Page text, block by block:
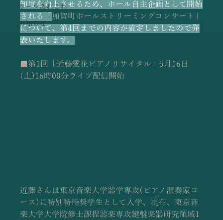
ホールあれこれ
お知らせ
知度を向上させるため、ホール自主企画として開始
される「 加賀町ホールストリーミングコンサート」
について、第4回までの内容が確定しましたので発
表いたします。
■第1回「近藤愛花ピアノリサイタル」5月16日
(土)16時00分ライブ配信開始
近藤さんは東京音楽大学器学専攻(ピアノ演奏家コ
ース)に特別特待奨学生として入学、現在、東京音
楽大学大学院修士課程器楽専攻鍵盤楽器研究領域1